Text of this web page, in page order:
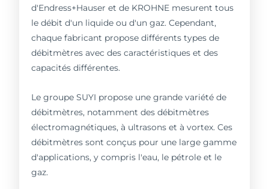
d'Endress+Hauser et de KROHNE mesurent tous
le débit d'un liquide ou d'un gaz. Cependant,
chaque fabricant propose différents types de
débitmètres avec des caractéristiques et des
capacités différentes.
Le groupe SUYI propose une grande variété de
débitmètres, notamment des débitmètres
électromagnétiques, à ultrasons et à vortex. Ces
débitmètres sont conçus pour une large gamme
d'applications, y compris l'eau, le pétrole et le
gaz.